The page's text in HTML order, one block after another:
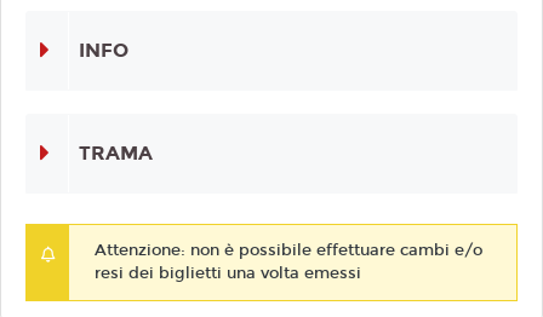
INFO
TRAMA
Attenzione: non è possibile effettuare cambi e/o
resi dei biglietti una volta emessi